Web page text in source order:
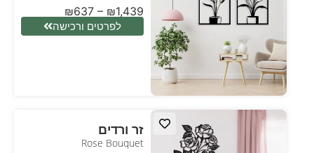
₪637 – ₪1,439
לפרטים ורכישה
זר ורדים
Rose Bouquet